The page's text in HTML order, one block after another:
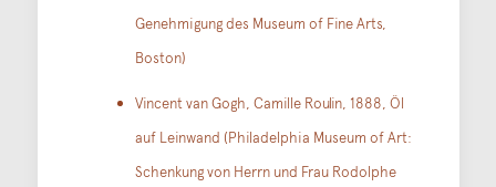
Genehmigung des Museum of Fine Arts,
Boston)
Vincent van Gogh, Camille Roulin, 1888, Öl
auf Leinwand (Philadelphia Museum of Art:
Schenkung von Herrn und Frau Rodolphe